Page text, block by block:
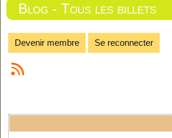
Blog - Tous les billets
Devenir membre Se reconnecter